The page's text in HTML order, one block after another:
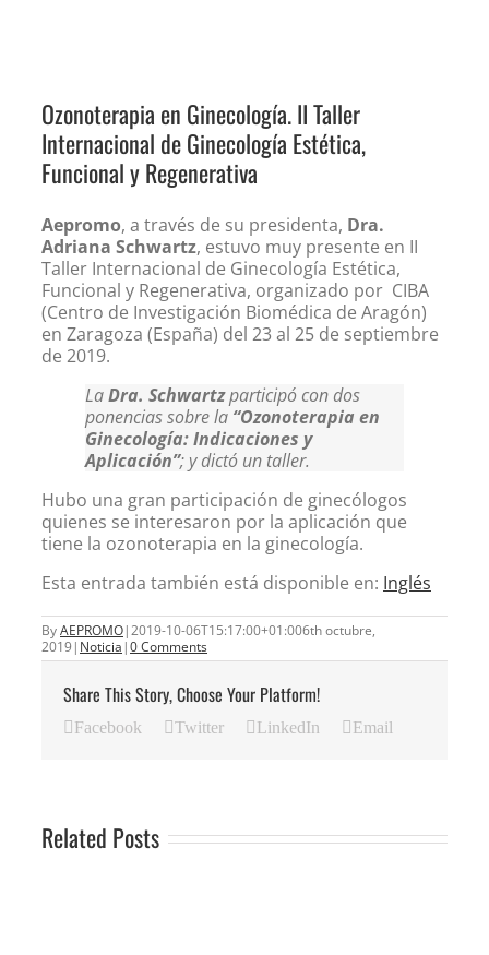
Ozonoterapia en Ginecología. II Taller
Internacional de Ginecología Estética,
Funcional y Regenerativa
Aepromo, a través de su presidenta, Dra.
Adriana Schwartz, estuvo muy presente en II
Taller Internacional de Ginecología Estética,
Funcional y Regenerativa, organizado por CIBA
(Centro de Investigación Biomédica de Aragón)
en Zaragoza (España) del 23 al 25 de septiembre
de 2019.
LaDra. Schwartzparticipó con dos
ponencias sobre la “Ozonoterapia en
Ginecología: Indicaciones y
Aplicación”; y dictó un taller.
Hubo una gran participación de ginecólogos
quienes se interesaron por la aplicación que
tiene la ozonoterapia en la ginecología.
Esta entrada también está disponible en: Inglés
ByAEPROMO|2019-10-06T15:17:00+01:006th octubre,
2019| Noticia |0 Comments
Share This Story, Choose Your Platform!
Facebook Twitter LinkedIn Email
Related Posts